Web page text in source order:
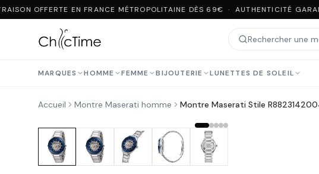
OFFERTE EN FRANCE MÉTROPOLITAINE DÈS 69€ · AUTHENTICITÉ
MARQUES HOMME FEMME BIJOUTERIE LUNETTES DE SOLEIL
Accueil Montre Maserati homme Montre Maserati Stile